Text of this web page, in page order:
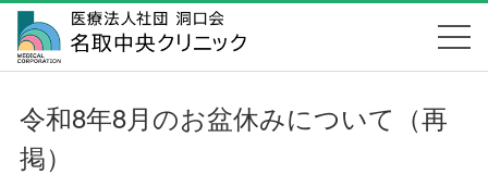
令和8年8月のお盆休みについて（再
掲）